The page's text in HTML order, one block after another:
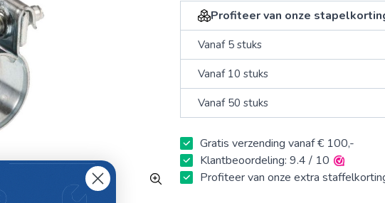
Profiteer van onze
Vanaf 5 stuks
Vanaf 10 stuks
Vanaf 50 stuks
Gratis verzending vanaf € 100,-
Klantbeoordeling: 9.4 / 10
Profiteer van onze extra